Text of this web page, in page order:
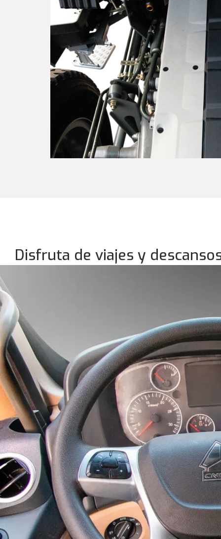
Disfruta de viajes y